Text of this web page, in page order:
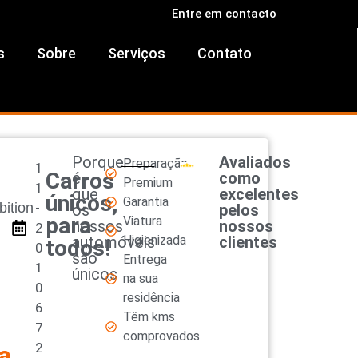
Entre em contacto
Sobre Serviços Contato
1
1
-
2
0
1
0
6
7
2
Carros
únicos,
para
todos!
Porque
é
que
os
nossos
automóveis
são
únicos
Preparação
Premium
Garantia
Viatura
Higienizada
Entrega
na sua
residência
Têm kms
comprovados
Avaliados
como
excelentes
pelos
nossos
clientes